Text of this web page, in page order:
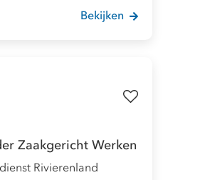
Bekijken
Zaakgericht Werken
Rivierenland